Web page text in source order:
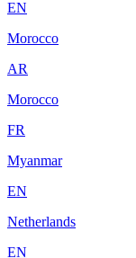
EN
Morocco
AR
Morocco
FR
Myanmar
EN
Netherlands
EN